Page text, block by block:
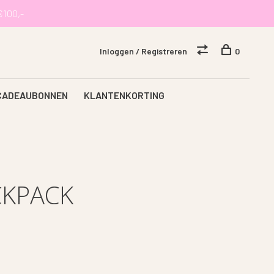
KLANTENKORTING
Inloggen / Registreren 0